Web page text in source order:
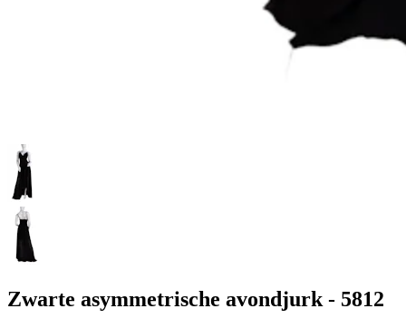
Zwarte asymmetrische avondjurk - 5812